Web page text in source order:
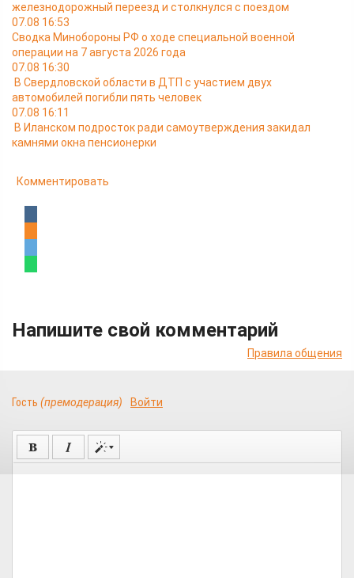
железнодорожный переезд и столкнулся с поездом
07.08 16:53
Сводка Минобороны РФ о ходе специальной военной
операции на 7 августа 2026 года
07.08 16:30
В Свердловской области в ДТП с участием двух
автомобилей погибли пять человек
07.08 16:11
В Иланском подросток ради самоутверждения закидал
камнями окна пенсионерки
Комментировать
Напишите свой комментарий
Правила общения
Гость (премодерация) Войти